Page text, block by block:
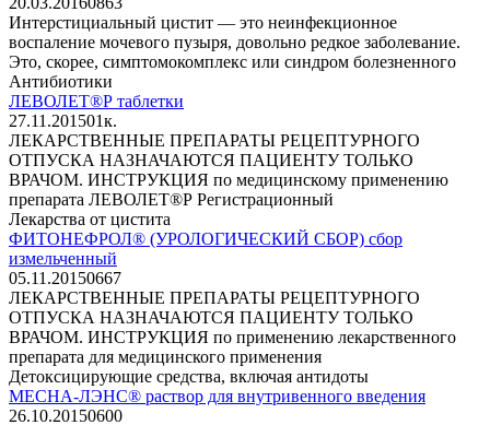
Интерстициальный цистит — это неинфекционное
воспаление мочевого пузыря, довольно редкое заболевание.
Это, скорее, симптомокомплекс или синдром болезненного
Антибиотики
ЛЕВОЛЕТ®Р таблетки
27.11.201501к.
ЛЕКАРСТВЕННЫЕ ПРЕПАРАТЫ РЕЦЕПТУРНОГО
ОТПУСКА НАЗНАЧАЮТСЯ ПАЦИЕНТУ ТОЛЬКО
ВРАЧОМ. ИНСТРУКЦИЯ по медицинскому применению
препарата ЛЕВОЛЕТ®Р Регистрационный
Лекарства от цистита
ФИТОНЕФРОЛ® (УРОЛОГИЧЕСКИЙ СБОР) сбор
измельченный
05.11.20150667
ЛЕКАРСТВЕННЫЕ ПРЕПАРАТЫ РЕЦЕПТУРНОГО
ОТПУСКА НАЗНАЧАЮТСЯ ПАЦИЕНТУ ТОЛЬКО
ВРАЧОМ. ИНСТРУКЦИЯ по применению лекарственного
препарата для медицинского применения
Детоксицирующие средства, включая антидоты
МЕСНА-ЛЭНС® раствор для внутривенного введения
26.10.20150600